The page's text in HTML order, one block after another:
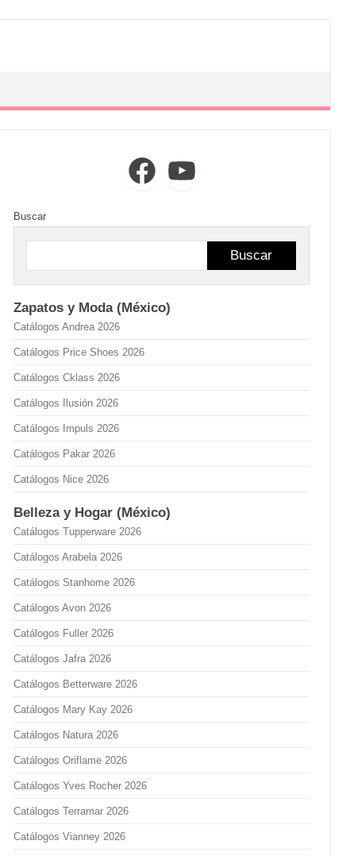
FacebookYouTube
Buscar
Buscar
Zapatos y Moda (México)
Catálogos Andrea 2026
Catálogos Price Shoes 2026
Catálogos Cklass 2026
Catálogos Ilusión 2026
Catálogos Impuls 2026
Catálogos Pakar 2026
Catálogos Nice 2026
Belleza y Hogar (México)
Catálogos Tupperware 2026
Catálogos Arabela 2026
Catálogos Stanhome 2026
Catálogos Avon 2026
Catálogos Fuller 2026
Catálogos Jafra 2026
Catálogos Betterware 2026
Catálogos Mary Kay 2026
Catálogos Natura 2026
Catálogos Oriflame 2026
Catálogos Yves Rocher 2026
Catálogos Terramar 2026
Catálogos Vianney 2026